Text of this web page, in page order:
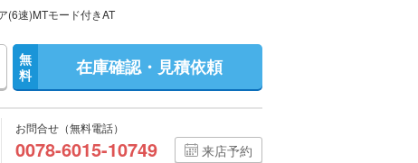
(6速)MTモード付きAT
無
料
在庫確認・見積依頼
お問合せ（無料電話）
0078-6015-10749 来店予約